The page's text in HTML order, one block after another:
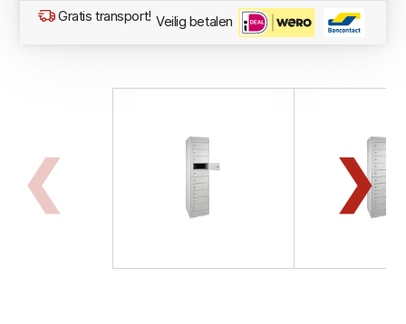
Gratis transport! Veilig betalen